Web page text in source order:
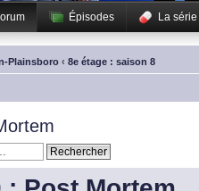
Épisodes La série
Plainsboro ‹ 8e étage : saison 8